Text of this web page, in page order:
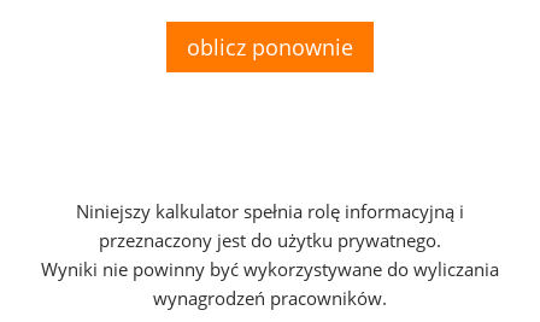
oblicz ponownie
Niniejszy kalkulator spełnia rolę informacyjną i
przeznaczony jest do użytku prywatnego.
Wyniki nie powinny być wykorzystywane do wyliczania
wynagrodzeń pracowników.